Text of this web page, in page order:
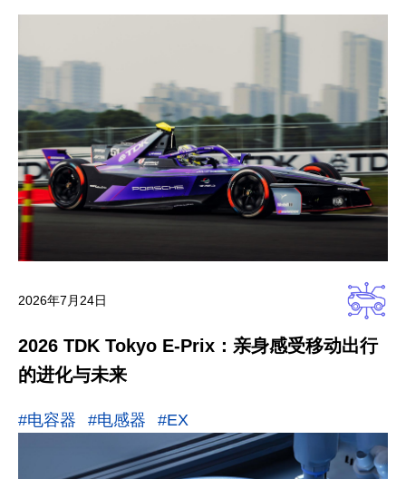
2026年7月24日
2026 TDK Tokyo E-Prix：亲身感受移动出行
的进化与未来
#电容器 #电感器 #EX